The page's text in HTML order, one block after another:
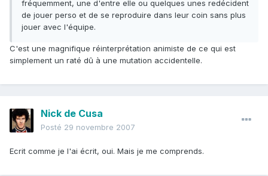
fréquemment, une d'entre elle ou quelques unes redécident
de jouer perso et de se reproduire dans leur coin sans plus
jouer avec l'équipe.
C'est une magnifique réinterprétation animiste de ce qui est
simplement un raté dû à une mutation accidentelle.
Nick de Cusa
Posté 29 novembre 2007
Ecrit comme je l'ai écrit, oui. Mais je me comprends.